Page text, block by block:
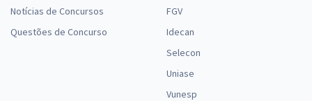
Notícias de Concursos
Questões de Concurso
FGV
Idecan
Selecon
Uniase
Vunesp